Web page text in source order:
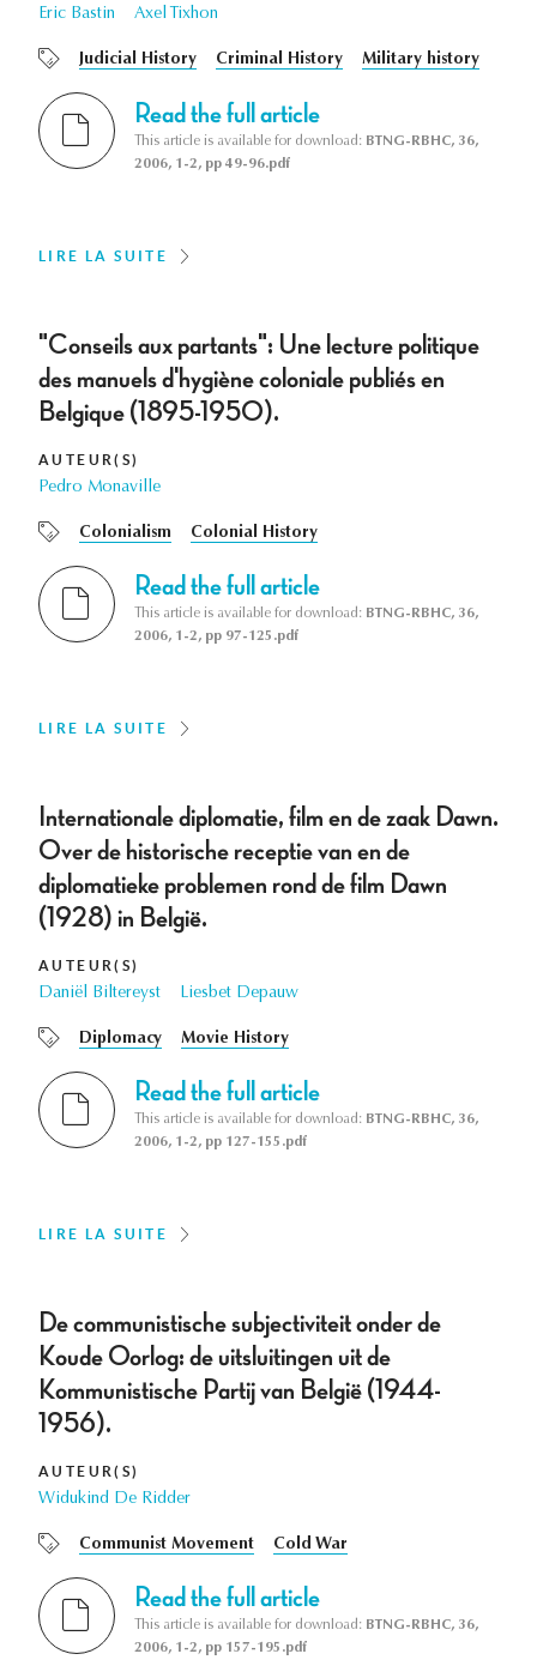
Eric Bastin Axel Tixhon
Judicial History Criminal History Military history
Read the full article
This article is available for download: BTNG-RBHC, 36,
2006, 1-2, pp 49-96.pdf
LIRE LA SUITE
"Conseils aux partants": Une lecture politique
des manuels d'hygiène coloniale publiés en
Belgique (1895-1950).
AUTEUR(S)
Pedro Monaville
Colonialism Colonial History
Read the full article
This article is available for download: BTNG-RBHC, 36,
2006, 1-2, pp 97-125.pdf
LIRE LA SUITE
Internationale diplomatie, film en de zaak Dawn.
Over de historische receptie van en de
diplomatieke problemen rond de film Dawn
(1928) in België.
AUTEUR(S)
Daniël Biltereyst Liesbet Depauw
Diplomacy Movie History
Read the full article
This article is available for download: BTNG-RBHC, 36,
2006, 1-2, pp 127-155.pdf
LIRE LA SUITE
De communistische subjectiviteit onder de
Koude Oorlog: de uitsluitingen uit de
Kommunistische Partij van België (1944-
1956).
AUTEUR(S)
Widukind De Ridder
Communist Movement Cold War
Read the full article
This article is available for download: BTNG-RBHC, 36,
2006, 1-2, pp 157-195.pdf